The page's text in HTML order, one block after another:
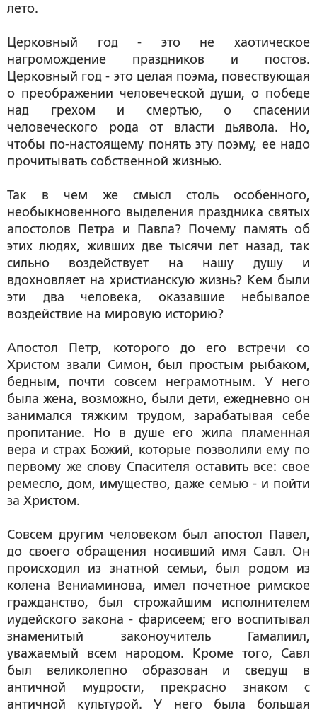
лето.
Церковный год - это не хаотическое
нагромождение праздников и постов.
Церковный год - это целая поэма, повествующая
о преображении человеческой души, о победе
над грехом и смертью, о спасении
человеческого рода от власти дьявола. Но,
чтобы по-настоящему понять эту поэму, ее надо
прочитывать собственной жизнью.
Так в чем же смысл столь особенного,
необыкновенного выделения праздника святых
апостолов Петра и Павла? Почему память об
этих людях, живших две тысячи лет назад, так
сильно воздействует на нашу душу и
вдохновляет на христианскую жизнь? Кем были
эти два человека, оказавшие небывалое
воздействие на мировую историю?
Апостол Петр, которого до его встречи со
Христом звали Симон, был простым рыбаком,
бедным, почти совсем неграмотным. У него
была жена, возможно, были дети, ежедневно он
занимался тяжким трудом, зарабатывая себе
пропитание. Но в душе его жила пламенная
вера и страх Божий, которые позволили ему по
первому же слову Спасителя оставить все: свое
ремесло, дом, имущество, даже семью - и пойти
за Христом.
Совсем другим человеком был апостол Павел,
до своего обращения носивший имя Савл. Он
происходил из знатной семьи, был родом из
колена Вениаминова, имел почетное римское
гражданство, был строжайшим исполнителем
иудейского закона - фарисеем; его воспитывал
знаменитый законоучитель Гамалиил,
уважаемый всем народом. Кроме того, Савл
был великолепно образован и сведущ в
античной мудрости, прекрасно знаком с
античной культурой. У него была большая